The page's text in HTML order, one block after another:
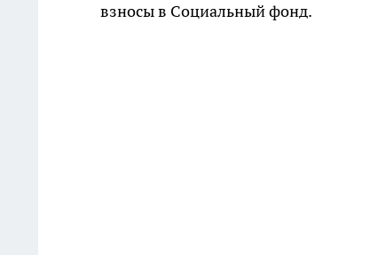
взносы в Социальный фонд.